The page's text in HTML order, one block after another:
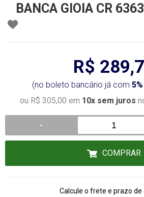
BANCA GIOIA CR
R$
(no boleto bancário já com
ou R$ 305,00 em 10x sem juros
-
COMPRAR
Calcule o frete e prazo de